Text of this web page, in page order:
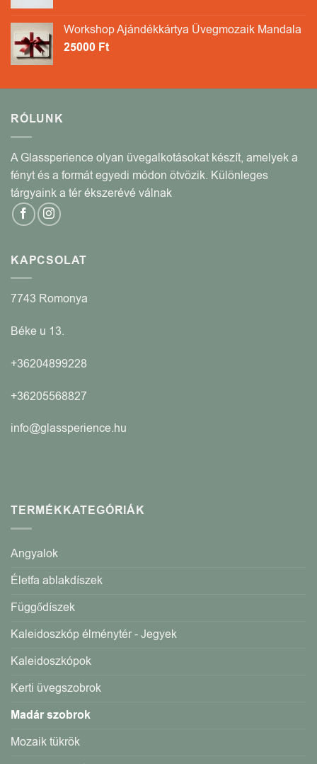
Workshop Ajándékkártya Üvegmozaik Mandala
25000 Ft
RÓLUNK
A Glassperience olyan üvegalkotásokat készít, amelyek a
fényt és a formát egyedi módon ötvözik. Különleges
tárgyaink a tér ékszerévé válnak
KAPCSOLAT
7743 Romonya
Béke u 13.
+36204899228
+36205568827
info@glassperience.hu
TERMÉKKATEGÓRIÁK
Angyalok
Életfa ablakdíszek
Függődíszek
Kaleidoszkóp élménytér - Jegyek
Kaleidoszkópok
Kerti üvegszobrok
Madár szobrok
Mozaik tükrök